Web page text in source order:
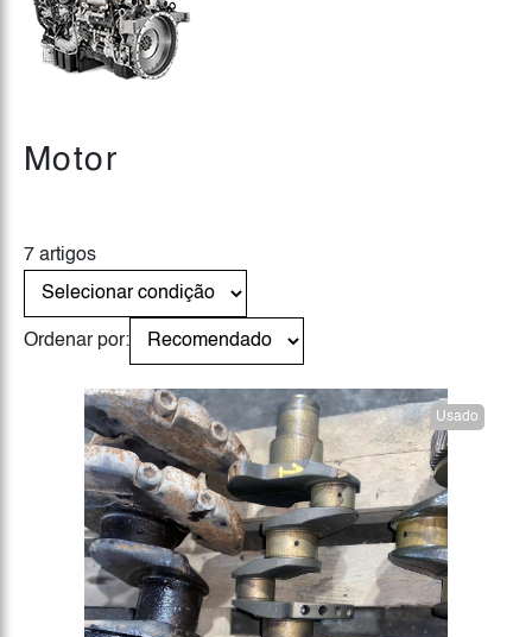
Motor
7 artigos
Ordenar por:
Usado